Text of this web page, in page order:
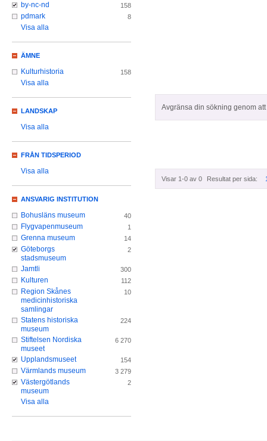
Avgränsa din sökning genom
Visar 1-0 av 0 Resultat per sida:
by-nc-nd 158
pdmark 8
Visa alla
ÄMNE
Kulturhistoria 158
Visa alla
LANDSKAP
Visa alla
FRÅN TIDSPERIOD
Visa alla
ANSVARIG INSTITUTION
Bohusläns museum 40
Flygvapenmuseum 1
Grenna museum 14
Göteborgs
stadsmuseum
2
Jamtli 300
Kulturen 112
Region Skånes
medicinhistoriska
samlingar
10
Statens historiska
museum
224
Stiftelsen Nordiska
museet
6 270
Upplandsmuseet 154
Värmlands museum 3 279
Västergötlands
museum
2
Visa alla